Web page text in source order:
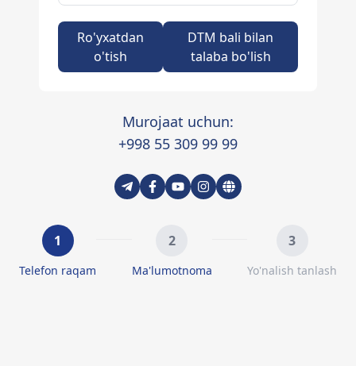
Ro'yxatdan
o'tish
DTM bali bilan
talaba bo'lish
Murojaat uchun:
+998 55 309 99 99
1
Telefon raqam
2
Ma'lumotnoma
3
Yo'nalish tanlash